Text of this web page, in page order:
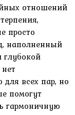
отношений
просто
наполненный
глубокой
для всех пар, но
помогут
гармоничную